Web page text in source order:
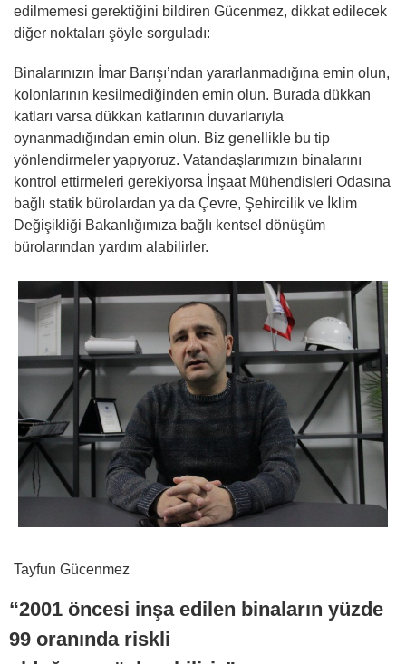
edilmemesi gerektiğini bildiren Gücenmez, dikkat edilecek
diğer noktaları şöyle sorguladı:
Binalarınızın İmar Barışı’ndan yararlanmadığına emin olun,
kolonlarının kesilmediğinden emin olun. Burada dükkan
katları varsa dükkan katlarının duvarlarıyla
oynanmadığından emin olun. Biz genellikle bu tip
yönlendirmeler yapıyoruz. Vatandaşlarımızın binalarını
kontrol ettirmeleri gerekiyorsa İnşaat Mühendisleri Odasına
bağlı statik bürolardan ya da Çevre, Şehircilik ve İklim
Değişikliği Bakanlığımıza bağlı kentsel dönüşüm
bürolarından yardım alabilirler.
Tayfun Gücenmez
“2001 öncesi inşa edilen binaların yüzde
99 oranında riskli